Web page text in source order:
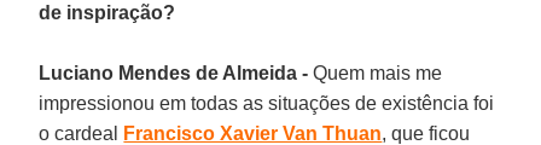
de inspiração?
Luciano Mendes de Almeida - Quem mais me
impressionou em todas as situações de existência foi
o cardeal
Francisco Xavier Van Thuan, que ficou